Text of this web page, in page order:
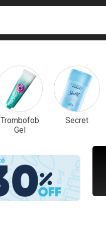
Trombofob
Gel
Secret